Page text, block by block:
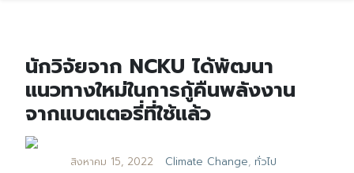
นักวิจัยจาก NCKU ได้พัฒนา
แนวทางใหม่ในการกู้คืนพลังงาน
จากแบตเตอรี่ที่ใช้แล้ว
สิงหาคม 15, 2022 Climate Change, ทั่วไป